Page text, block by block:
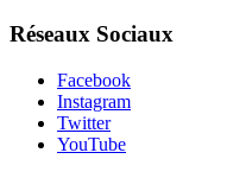
Réseaux Sociaux
Facebook
Instagram
Twitter
YouTube